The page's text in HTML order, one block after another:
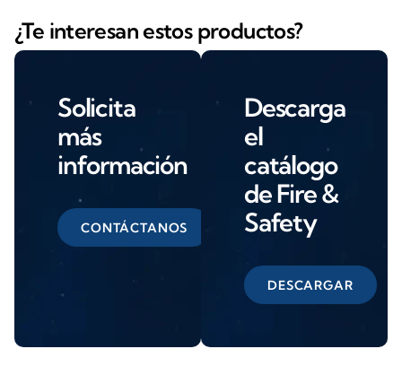
¿Te interesan estos productos?
Solicita
más
información
CONTÁCTANOS
Descarga
el
catálogo
de Fire &
Safety
DESCARGAR